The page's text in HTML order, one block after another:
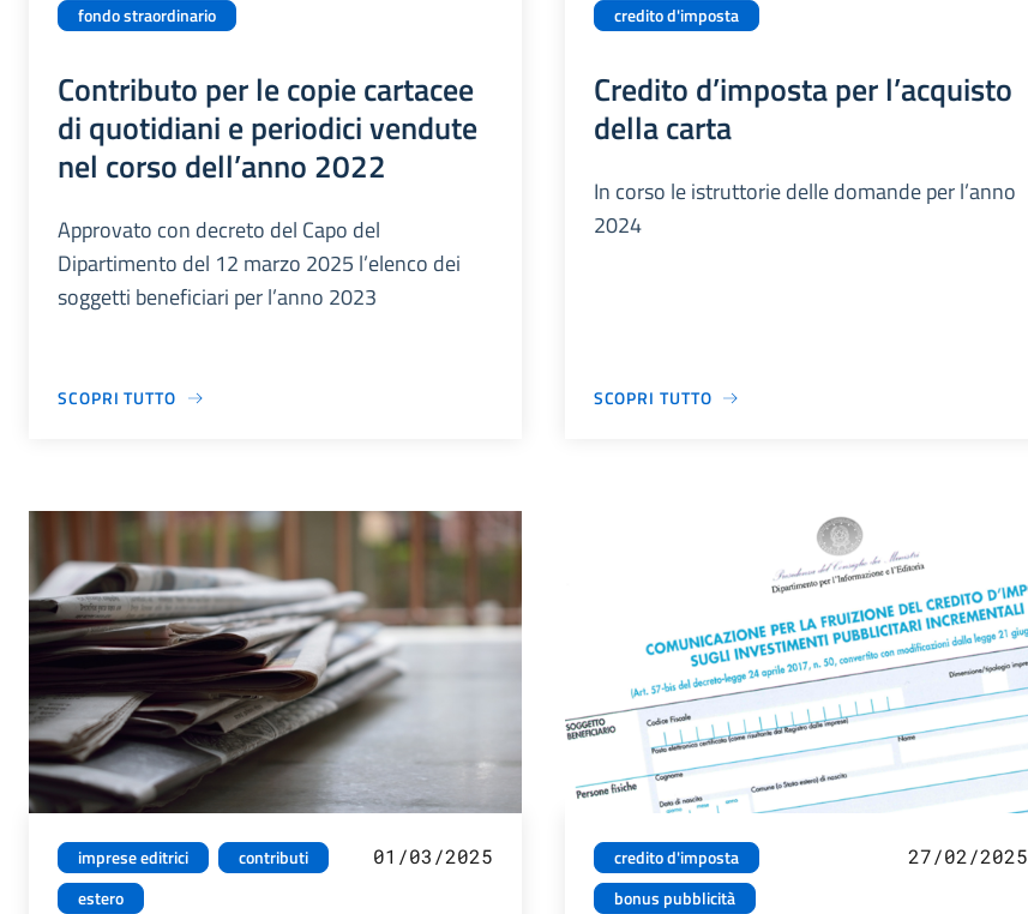
fondo straordinario
Contributo per le copie cartacee
di quotidiani e periodici vendute
nel corso dell’anno 2022
Approvato con decreto del Capo del
Dipartimento del 12 marzo 2025 l’elenco dei
soggetti beneficiari per l’anno 2023
SCOPRI TUTTO
credito d'imposta
Credito d’imposta per l’acquisto
della carta
In corso le istruttorie delle domande per l’anno
2024
SCOPRI TUTTO
imprese editrici
contributi
estero
01/03/2025
credito d'imposta
bonus pubblicità
27/02/2025